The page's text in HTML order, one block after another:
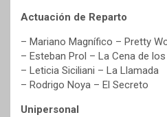
Actuación de Reparto
– Mariano Magnífico – Pretty
– Esteban Prol – La Cena de
– Leticia Siciliani – La Llamada
– Rodrigo Noya – El Secreto
Unipersonal